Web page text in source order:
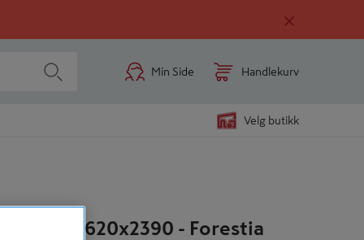
Min Side Handlekurv
Velg butikk
12x620x2390 - Forestia